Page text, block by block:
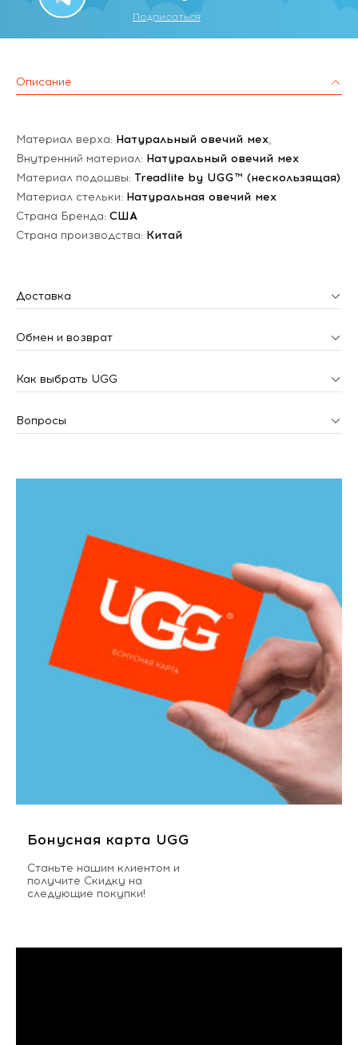
Подписаться
Описание
Материал верха: Натуральный овечий мех,
Внутренний материал: Натуральный овечий мех
Материал подошвы: Treadlite by UGG™ (нескользящая)
Материал стельки: Натуральная овечий мех
Страна Бренда: США
Страна производства: Китай
Доставка
Обмен и возврат
Как выбрать UGG
Вопросы
Бонусная карта UGG
Станьте нашим клиентом и
получите Скидку на
следующие покупки!